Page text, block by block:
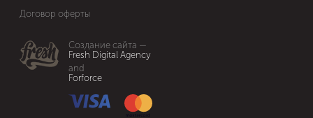
Договор оферты
Cоздание сайта —
Fresh Digital Agency
and
Forforce